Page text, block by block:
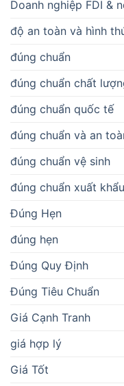
Doanh nghiệp FDI &
độ an toàn và hình
đúng chuẩn
đúng chuẩn chất
đúng chuẩn quốc tế
đúng chuẩn và an
đúng chuẩn vệ sinh
đúng chuẩn xuất khẩu
Đúng Hẹn
đúng hẹn
Đúng Quy Định
Đúng Tiêu Chuẩn
Giá Cạnh Tranh
giá hợp lý
Giá Tốt